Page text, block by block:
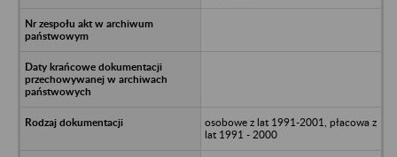
osobowe z lat 1991-2001, płacowa z
lat 1991 - 2000